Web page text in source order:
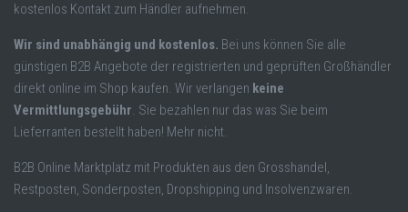
kostenlos Kontakt zum Händler aufnehmen.
Wir sind unabhängig und kostenlos. Bei uns können Sie alle
günstigen B2B Angebote der registrierten und geprüften Großhändler
direkt online im Shop kaufen. Wir verlangen keine
Vermittlungsgebühr. Sie bezahlen nur das was Sie beim
Lieferranten bestellt haben! Mehr nicht.
B2B Online Marktplatz mit Produkten aus den Grosshandel,
Restposten, Sonderposten, Dropshipping und Insolvenzwaren.